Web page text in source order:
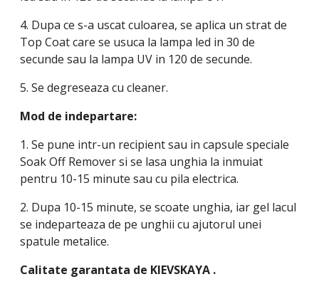
4. Dupa ce s-a uscat culoarea, se aplica un strat de
Top Coat care se usuca la lampa led in 30 de
secunde sau la lampa UV in 120 de secunde.
5. Se degreseaza cu cleaner.
Mod de indepartare:
1. Se pune intr-un recipient sau in capsule speciale
Soak Off Remover si se lasa unghia la inmuiat
pentru 10-15 minute sau cu pila electrica.
2. Dupa 10-15 minute, se scoate unghia, iar gel lacul
se indeparteaza de pe unghii cu ajutorul unei
spatule metalice.
Calitate garantata de KIEVSKAYA .